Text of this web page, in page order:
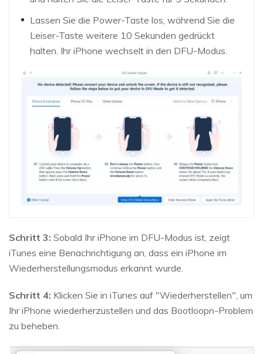
Lassen Sie die Power-Taste los, während Sie die
Leiser-Taste weitere 10 Sekunden gedrückt
halten. Ihr iPhone wechselt in den DFU-Modus.
Schritt 3: Sobald Ihr iPhone im DFU-Modus ist, zeigt
iTunes eine Benachrichtigung an, dass ein iPhone im
Wiederherstellungsmodus erkannt wurde.
Schritt 4: Klicken Sie in iTunes auf "Wiederherstellen", um
Ihr iPhone wiederherzustellen und das Bootloopn-Problem
zu beheben.